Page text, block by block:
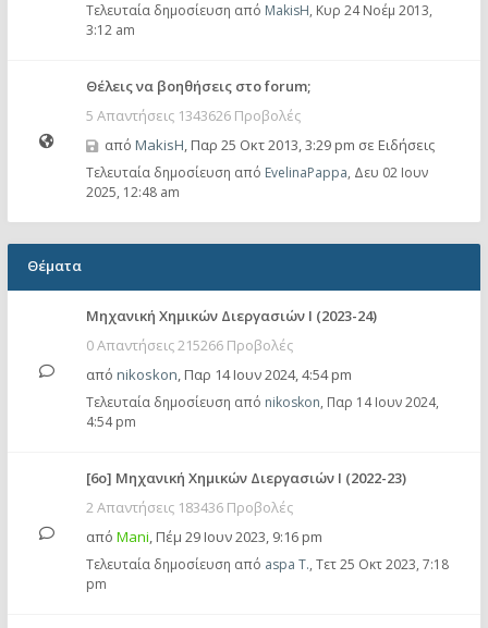
Τελευταία δημοσίευση από MakisH, Κυρ 24 Νοέμ 2013,
3:12 am
Θέλεις να βοηθήσεις στο forum;
5 Απαντήσεις 1343626 Προβολές
από MakisH, Παρ 25 Οκτ 2013, 3:29 pm σε Ειδήσεις
Τελευταία δημοσίευση από EvelinaPappa, Δευ 02 Ιουν
2025, 12:48 am
Θέματα
Μηχανική Χημικών Διεργασιών Ι (2023-24)
0 Απαντήσεις 215266 Προβολές
από nikoskon, Παρ 14 Ιουν 2024, 4:54 pm
Τελευταία δημοσίευση από nikoskon, Παρ 14 Ιουν 2024,
4:54 pm
[6ο] Μηχανική Χημικών Διεργασιών Ι (2022-23)
2 Απαντήσεις 183436 Προβολές
από Mani, Πέμ 29 Ιουν 2023, 9:16 pm
Τελευταία δημοσίευση από aspa T., Τετ 25 Οκτ 2023, 7:18
pm